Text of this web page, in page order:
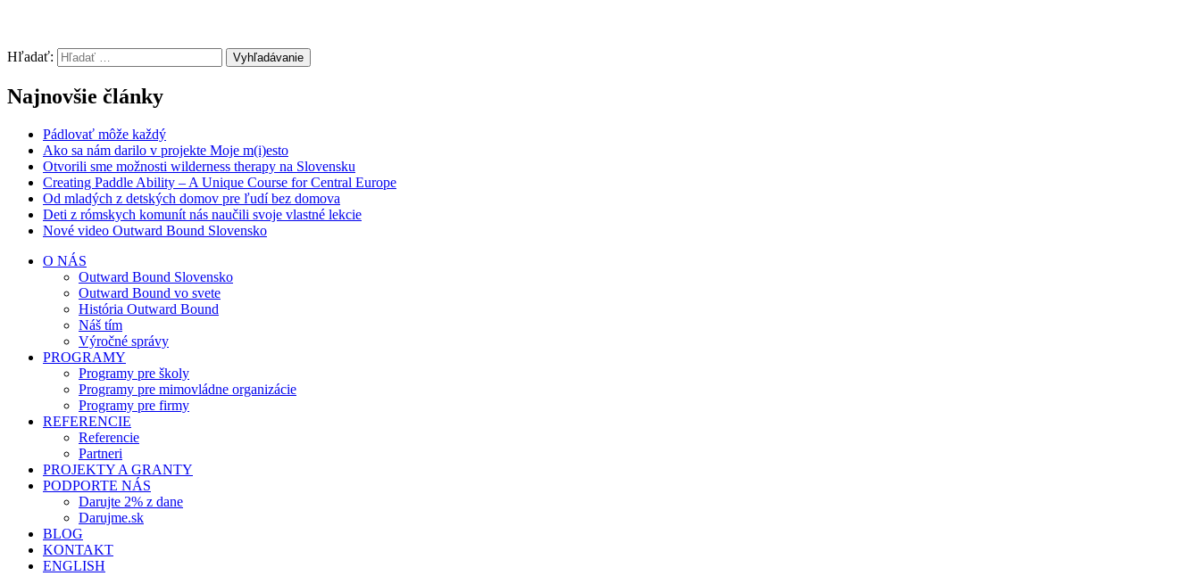
Hľadať: Vyhľadávanie
Najnovšie články
Pádlovať môže každý
Ako sa nám darilo v projekte Moje m(i)esto
Otvorili sme možnosti wilderness therapy na Slovensku
Creating Paddle Ability – A Unique Course for Central Europe
Od mladých z detských domov pre ľudí bez domova
Deti z rómskych komunít nás naučili svoje vlastné lekcie
Nové video Outward Bound Slovensko
O NÁS
Outward Bound Slovensko
Outward Bound vo svete
História Outward Bound
Náš tím
Výročné správy
PROGRAMY
Programy pre školy
Programy pre mimovládne organizácie
Programy pre firmy
REFERENCIE
Referencie
Partneri
PROJEKTY A GRANTY
PODPORTE NÁS
Darujte 2% z dane
Darujme.sk
BLOG
KONTAKT
ENGLISH